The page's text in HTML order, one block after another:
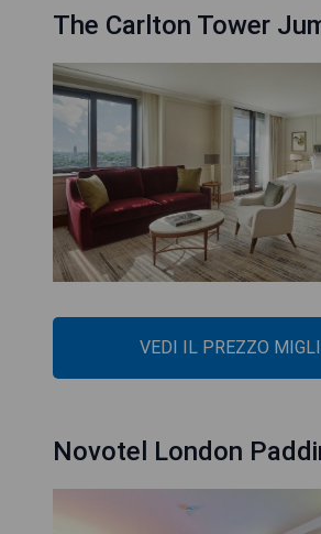
The Carlton Tower
VEDI IL PREZZO
Novotel London